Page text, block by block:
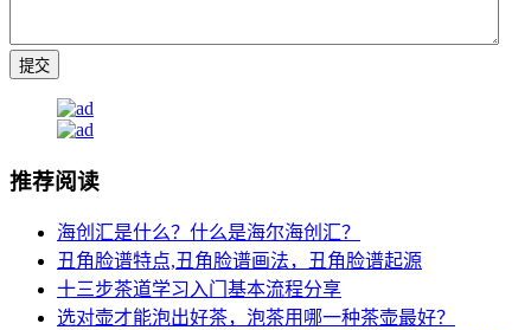
推荐阅读
海创汇是什么？什么是海尔海创汇？
丑角脸谱特点,丑角脸谱画法，丑角脸谱起源
十三步茶道学习入门基本流程分享
选对壶才能泡出好茶，泡茶用哪一种茶壶最好？